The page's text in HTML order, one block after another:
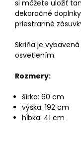
si môžete uložiť
dekoračné
priestranné
Skriňa je
osvetlením.
Rozmery:
šírka: 60 cm
výška: 192 cm
hĺbka: 41 cm